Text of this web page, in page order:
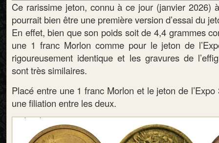
Ce rarissime jeton, connu à ce jour (janvier 2026)
pourrait bien être une première version d’essai du
En effet, bien que son poids soit de 4,4 grammes
une 1 franc Morlon comme pour le jeton de
rigoureusement identique et les gravures de
sont très similaires.
Placé entre une 1 franc Morlon et le jeton de
une filiation entre les deux.